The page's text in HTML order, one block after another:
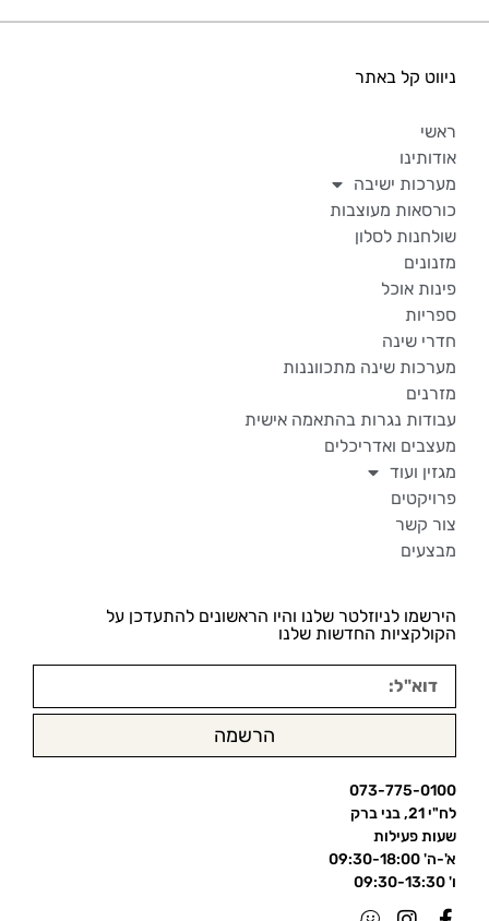
ניווט קל באתר
ראשי
אודותינו
מערכות ישיבה
כורסאות מעוצבות
שולחנות לסלון
מזנונים
פינות אוכל
ספריות
חדרי שינה
מערכות שינה מתכווננות
מזרנים
עבודות נגרות בהתאמה אישית
מעצבים ואדריכלים
מגזין ועוד
פרויקטים
צור קשר
מבצעים
הירשמו לניוזלטר שלנו והיו הראשונים להתעדכן על
הקולקציות החדשות שלנו
הרשמה
073-775-0100
לח"י 21, בני ברק
שעות פעילות
א'-ה' 09:30-18:00
ו' 09:30-13:30